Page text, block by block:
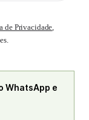
de Privacidade,
WhatsApp e